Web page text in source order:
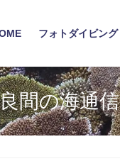
フォトダイビング
間の海通信